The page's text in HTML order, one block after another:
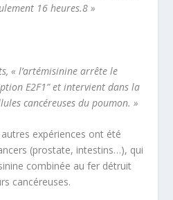
16 heures.8 »
« l’artémisinine arrête le
E2F1” et intervient dans la
cancéreuses du poumon. »
expériences ont été
(prostate, intestins…), qui
combinée au fer détruit
cancéreuses.